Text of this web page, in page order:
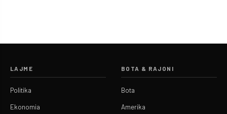
LAJME
Politika
Ekonomia
BOTA & RAJONI
Bota
Amerika